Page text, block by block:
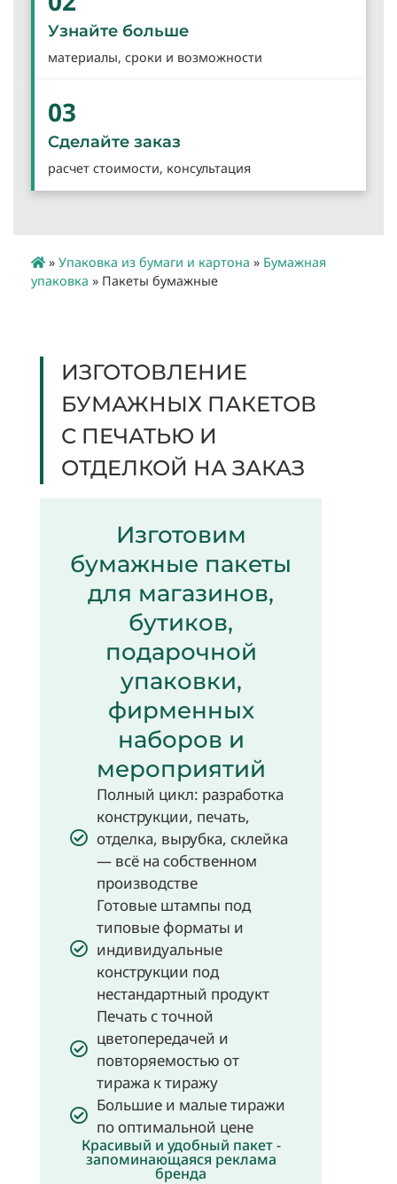
Узнайте больше
материалы, сроки и возможности
03
Сделайте заказ
расчет стоимости, консультация
» Упаковка из бумаги и картона » Бумажная
упаковка » Пакеты бумажные
ИЗГОТОВЛЕНИЕ
БУМАЖНЫХ ПАКЕТОВ
С ПЕЧАТЬЮ И
ОТДЕЛКОЙ НА ЗАКАЗ
Изготовим
бумажные пакеты
для магазинов,
бутиков,
подарочной
упаковки,
фирменных
наборов и
мероприятий
Полный цикл: разработка
конструкции, печать,
отделка, вырубка, склейка
— всё на собственном
производстве
Готовые штампы под
типовые форматы и
индивидуальные
конструкции под
нестандартный продукт
Печать с точной
цветопередачей и
повторяемостью от
тиража к тиражу
Большие и малые тиражи
по оптимальной цене
Красивый и удобный пакет -
запоминающаяся реклама
бренда